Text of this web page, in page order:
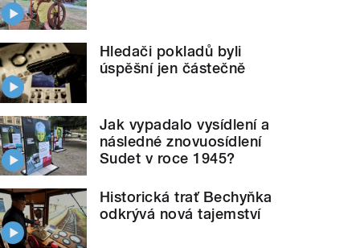
Hledači pokladů byli
úspěšní jen částečně
Jak vypadalo vysídlení a
následné znovuosídlení
Sudet v roce 1945?
Historická trať Bechyňka
odkrývá nová tajemství